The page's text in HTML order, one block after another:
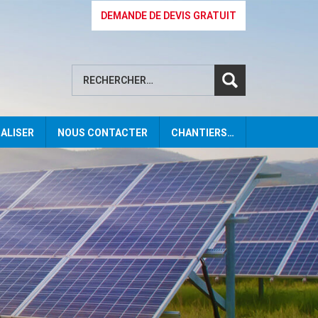
DEMANDE DE DEVIS GRATUIT
NOUS CONTACTER CHANTIERS…